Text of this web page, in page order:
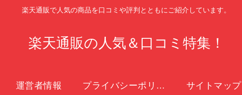
楽天通販で人気の商品を口コミや評判とともにご紹介しています。
楽天通販の人気＆口コミ特集！
運営者情報 プライバシーポリシー サイトマップ